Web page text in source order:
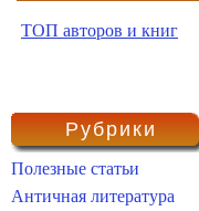
ТОП авторов и книг
Рубрики
Полезные статьи
Античная литература